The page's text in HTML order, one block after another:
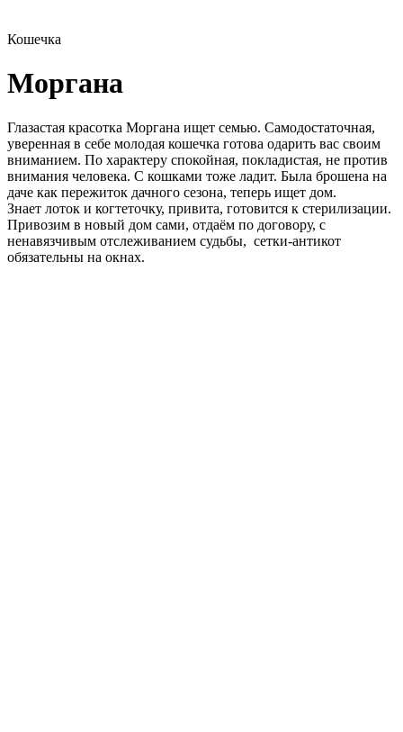
Кошечка
Моргана
Глазастая красотка Моргана ищет семью. Самодостаточная,
уверенная в себе молодая кошечка готова одарить вас своим
вниманием. По характеру спокойная, покладистая, не против
внимания человека. С кошками тоже ладит. Была брошена на
даче как пережиток дачного сезона, теперь ищет дом.
Знает лоток и когтеточку, привита, готовится к стерилизации.
Привозим в новый дом сами, отдаём по договору, с
ненавязчивым отслеживанием судьбы, сетки-антикот
обязательны на окнах.